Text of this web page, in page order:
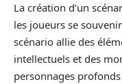
La création d’un
les joueurs se
scénario allie des
intellectuels et des
personnages